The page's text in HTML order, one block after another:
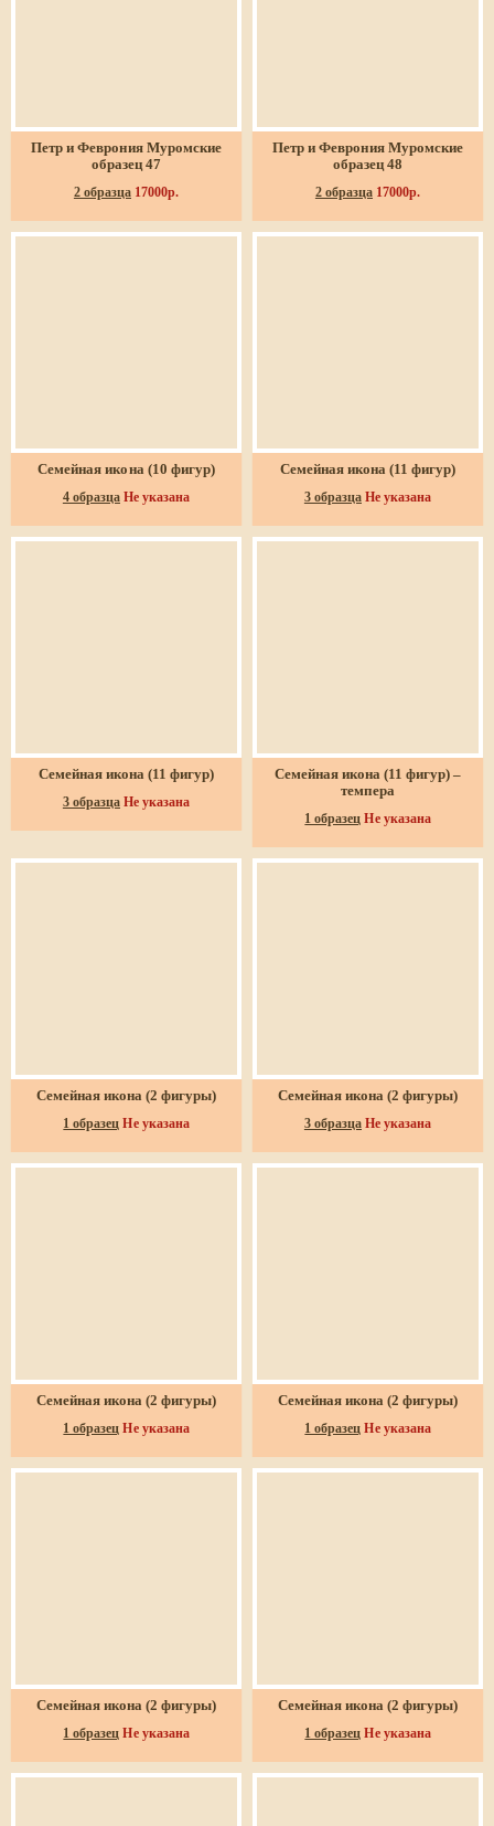
Петр и Феврония Муромские
образец 47
2 образца 17000р.
Петр и Феврония Муромские
образец 48
2 образца 17000р.
Семейная икона (10 фигур)
4 образца Не указана
Семейная икона (11 фигур)
3 образца Не указана
Семейная икона (11 фигур)
3 образца Не указана
Семейная икона (11 фигур) –
темпера
1 образец Не указана
Семейная икона (2 фигуры)
1 образец Не указана
Семейная икона (2 фигуры)
3 образца Не указана
Семейная икона (2 фигуры)
1 образец Не указана
Семейная икона (2 фигуры)
1 образец Не указана
Семейная икона (2 фигуры)
1 образец Не указана
Семейная икона (2 фигуры)
1 образец Не указана